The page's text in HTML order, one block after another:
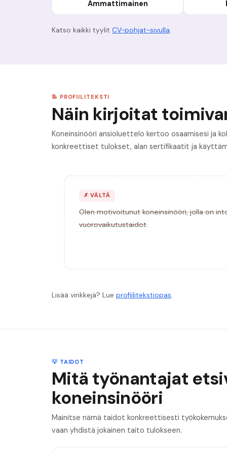
Ammattimainen
Katso kaikki tyylit CV-pohjat-sivulla.
📝 PROFIILITEKSTI
Näin kirjoitat
Koneinsinööri ansioluettelo kertoo osaamisesi ja
konkreettiset tulokset, alan sertifikaatit ja
✗ VÄLTÄ
Olen motivoitunut koneinsinööri, jolla on
vuorovaikutustaidot.
Lisää vinkkejä? Lue profiilitekstiopas.
💡 TAIDOT
Mitä työnantajat
koneinsinööri
Mainitse nämä taidot konkreettisesti
vaan yhdistä jokainen taito tulokseen.